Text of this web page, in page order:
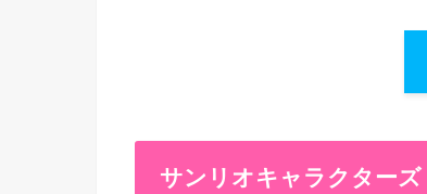
サンリオキャラクター